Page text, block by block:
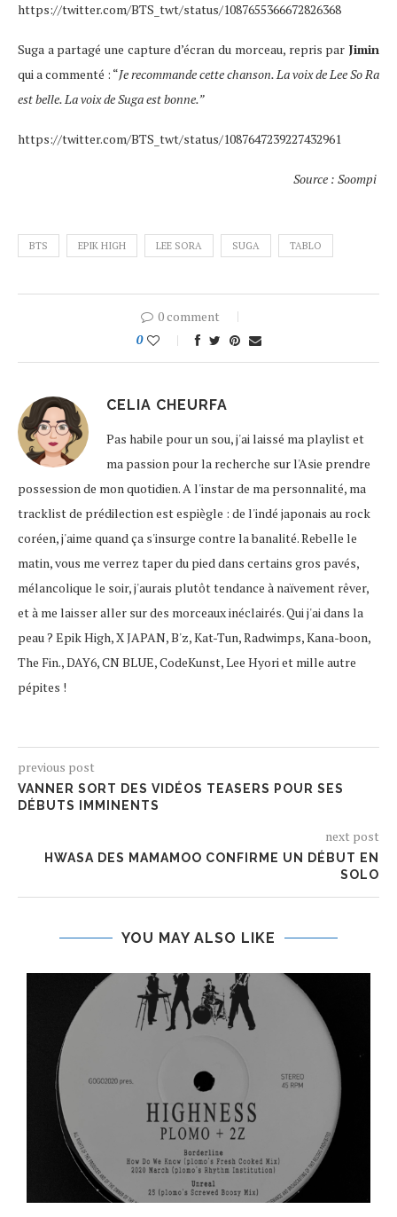
https://twitter.com/BTS_twt/status/1087655366672826368
Suga a partagé une capture d’écran du morceau, repris par Jimin
qui a commenté : “Je recommande cette chanson. La voix de Lee So Ra
est belle. La voix de Suga est bonne.”
https://twitter.com/BTS_twt/status/1087647239227432961
Source : Soompi
BTS EPIK HIGH LEE SORA SUGA TABLO
0 comment
0
CELIA CHEURFA
Pas habile pour un sou, j'ai laissé ma playlist et
ma passion pour la recherche sur l'Asie prendre
possession de mon quotidien. A l'instar de ma personnalité, ma
tracklist de prédilection est espiègle : de l'indé japonais au rock
coréen, j'aime quand ça s'insurge contre la banalité. Rebelle le
matin, vous me verrez taper du pied dans certains gros pavés,
mélancolique le soir, j'aurais plutôt tendance à naïvement rêver,
et à me laisser aller sur des morceaux inéclairés. Qui j'ai dans la
peau ? Epik High, X JAPAN, B'z, Kat-Tun, Radwimps, Kana-boon,
The Fin., DAY6, CN BLUE, CodeKunst, Lee Hyori et mille autre
pépites !
previous post
VANNER SORT DES VIDÉOS TEASERS POUR SES
DÉBUTS IMMINENTS
next post
HWASA DES MAMAMOO CONFIRME UN DÉBUT EN
SOLO
YOU MAY ALSO LIKE